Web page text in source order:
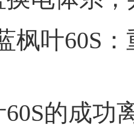
60S的成功